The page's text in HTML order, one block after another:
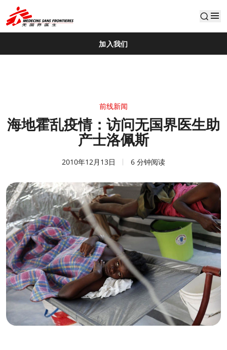
default
加入我们
前线新闻
海地霍乱疫情：访问无国界医生助
产士洛佩斯
2010年12月13日 6 分钟阅读